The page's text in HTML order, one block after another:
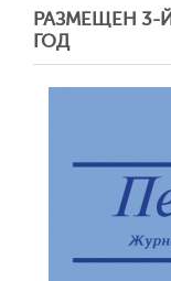
РАЗМЕЩЕН 3-
ГОД